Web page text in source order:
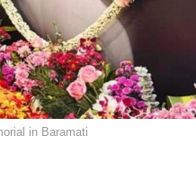
in Baramati